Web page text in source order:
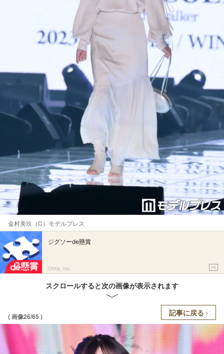
金村美玖（C）モデルプレス
ジグソーde懸賞
Ohte, Inc. PR
スクロールすると次の画像が表示されます
( 画像26/65 ) 記事に戻る